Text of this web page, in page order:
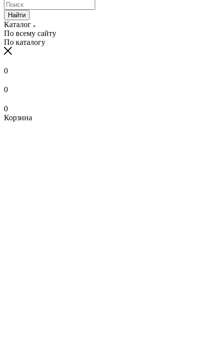
Найти
Каталог
По всему сайту
По каталогу
0
0
0
Корзина